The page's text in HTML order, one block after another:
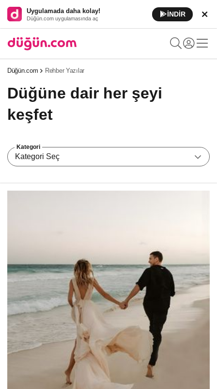
Uygulamada daha kolay!
Düğün.com uygulamasında aç
İNDİR
Düğün.com Rehber Yazılar
Düğüne dair her şeyi
keşfet
Kategori